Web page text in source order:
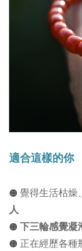
適合這樣的你
🟠 覺得生活枯燥
人
🟠 下三輪感覺凝
🟠 正在經歷各種